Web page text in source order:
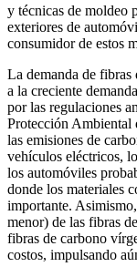
y técnicas de moldeo
exteriores de
consumidor de estos
La demanda de fibras
a la creciente
por las regulaciones
Protección
las emisiones de
vehículos eléctricos,
los automóviles
donde los materiales
importante.
menor) de las fibras
fibras de carbono
costos, impulsando